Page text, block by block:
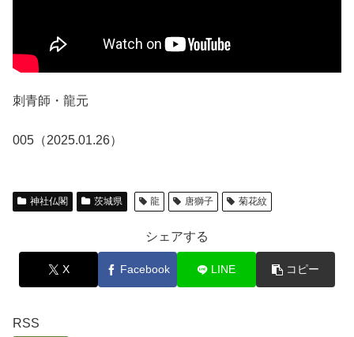
刺青師・龍元
005（2025.01.26）
神社仏閣 茨城県 龍 唐獅子 菊花紋
シェアする
X Facebook LINE コピー
RSS